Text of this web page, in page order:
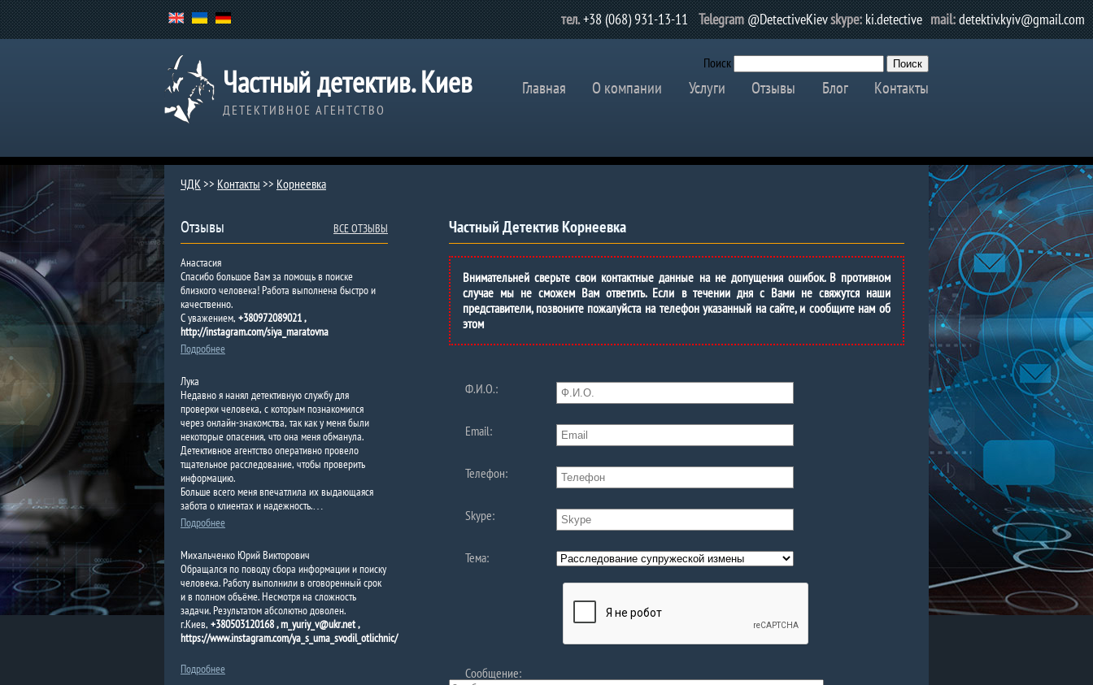
тел.+38 (068) 931-13-11 Telegram@DetectiveKievskype:ki.detective mail:detektiv.kyiv@gmail.com
Частный детектив. Киев
ДЕТЕКТИВНОЕ АГЕНТСТВО
Поиск
Главная О компании Услуги Отзывы Блог Контакты
ЧДК>> Контакты >> Корнеевка
Частный Детектив Корнеевка
Внимательней сверьте свои контактные данные на не допущения ошибок. В противном
случае мы не сможем Вам ответить. Если в течении дня с Вами не свяжутся наши
представители, позвоните пожалуйста на телефон указанный на сайте, и сообщите нам об
этом
Ф.И.О.:
Email:
Телефон:
Skype:
Тема:
Сообщение:
Отзывы ВСЕ ОТЗЫВЫ
Анастасия
Спасибо большое Вам за помощь в поиске
близкого человека! Работа выполнена быстро и
качественно.
С уважением, +380972089021 ,
http://instagram.com/siya_maratovna
Подробнее
Лука
Недавно я нанял детективную службу для
проверки человека, с которым познакомился
через онлайн-знакомства, так как у меня были
некоторые опасения, что она меня обманула.
Детективное агентство оперативно провело
тщательное расследование, чтобы проверить
информацию.
Больше всего меня впечатлила их выдающаяся
забота о клиентах и ​​надежность.…
Подробнее
Михальченко Юрий Викторович
Обращался по поводу сбора информации и поиску
человека. Работу выполнили в оговоренный срок
и в полном объёме. Несмотря на сложность
задачи. Результатом абсолютно доволен.
г.Киев, +380503120168 , m_yuriy_v@ukr.net ,
https://www.instagram.com/ya_s_uma_svodil_otlichnic/
Подробнее